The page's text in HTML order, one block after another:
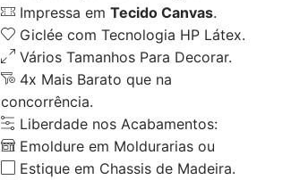
Impressa em Tecido Canvas.
Giclée com Tecnologia HP Látex.
Vários Tamanhos Para Decorar.
4x Mais Barato que na
concorrência.
Liberdade nos Acabamentos:
Emoldure em Moldurarias ou
Estique em Chassis de Madeira.